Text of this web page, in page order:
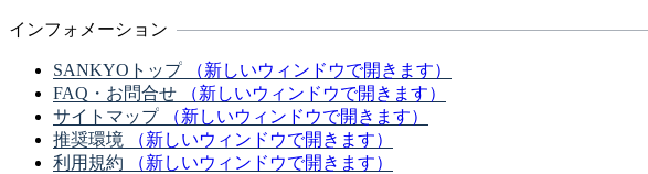
インフォメーション
SANKYOトップ
（新しいウィンドウで開きます）
FAQ・お問合せ
（新しいウィンドウで開きます）
サイトマップ
（新しいウィンドウで開きます）
推奨環境
（新しいウィンドウで開きます）
利用規約
（新しいウィンドウで開きます）